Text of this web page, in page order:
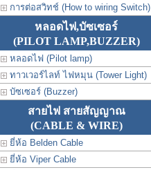
การต่อสวิทช์ (How to wiring Switch)
หลอดไฟ,บัซเซอร์
(PILOT LAMP,BUZZER)
หลอดไฟ (Pilot lamp)
ทาวเวอร์ไลท์ ไฟหมุน (Tower Light)
บัซเซอร์ (Buzzer)
สายไฟ สายสัญญาณ
(CABLE & WIRE)
ยี่ห้อ Belden Cable
ยี่ห้อ Viper Cable